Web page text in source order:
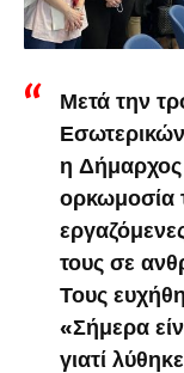
Μετά την
η
ορκωμοσία
τους σε
Τους
«Σήμερα
γιατί